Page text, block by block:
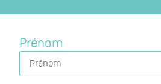
Prénom